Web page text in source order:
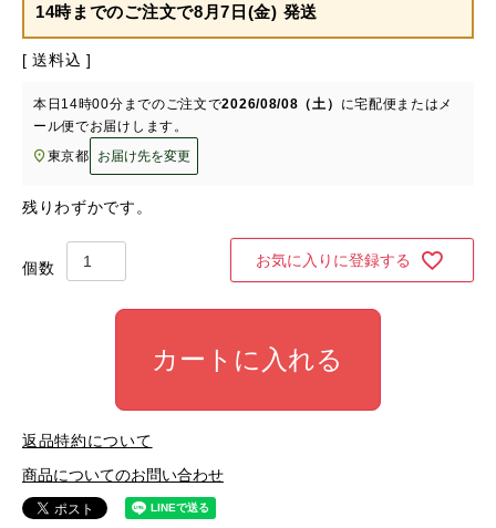
14時までのご注文で8月7日(金) 発送
送料込
本日 14時00分 までのご注文で2026/08/08（土） に宅配便またはメ
ール便でお届けします。
東京都
お届け先を変更
残りわずかです。
お気に入りに登録する
カートに入れる
返品特約について
商品についてのお問い合わせ